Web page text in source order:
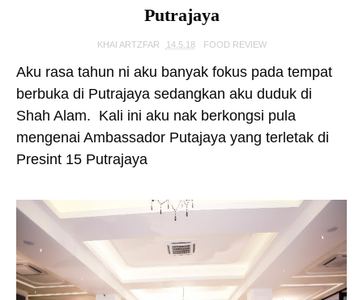
Putrajaya
KHAI ARTZFAR 14.5.18 FOOD REVIEW
Aku rasa tahun ni aku banyak fokus pada tempat
berbuka di Putrajaya sedangkan aku duduk di
Shah Alam. Kali ini aku nak berkongsi pula
mengenai Ambassador Putajaya yang terletak di
Presint 15 Putrajaya